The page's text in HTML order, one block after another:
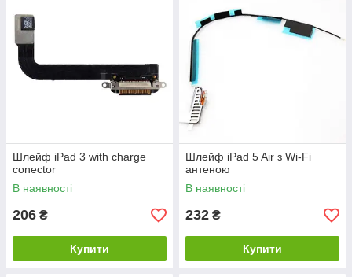
Шлейф iPad 3 with charge
conector
В наявності
206 ₴
Купити
Шлейф iPad 5 Air з Wi-Fi
антеною
В наявності
232 ₴
Купити